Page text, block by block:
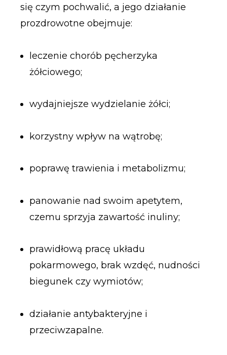
się czym pochwalić, a jego działanie
prozdrowotne obejmuje:
leczenie chorób pęcherzyka
żółciowego;
wydajniejsze wydzielanie żółci;
korzystny wpływ na wątrobę;
poprawę trawienia i metabolizmu;
panowanie nad swoim apetytem,
czemu sprzyja zawartość inuliny;
prawidłową pracę układu
pokarmowego, brak wzdęć, nudności
biegunek czy wymiotów;
działanie antybakteryjne i
przeciwzapalne.